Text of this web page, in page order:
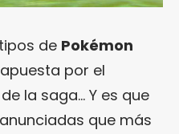
de Pokémon
por el
la saga… Y es que
que más